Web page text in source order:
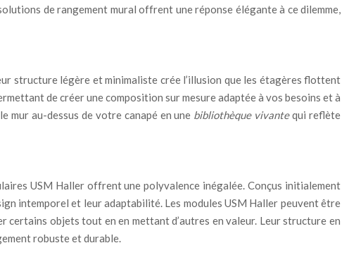
de rangement mural offrent une réponse élégante à ce dilemme,
structure légère et minimaliste crée l’illusion que les étagères flottent
de créer une composition sur mesure adaptée à vos besoins et à
mur au-dessus de votre canapé en une bibliothèque vivantequi reflète
USM Haller offrent une polyvalence inégalée. Conçus initialement
intemporel et leur adaptabilité. Les modules USM Haller peuvent être
certains objets tout en en mettant d’autres en valeur. Leur structure en
robuste et durable.